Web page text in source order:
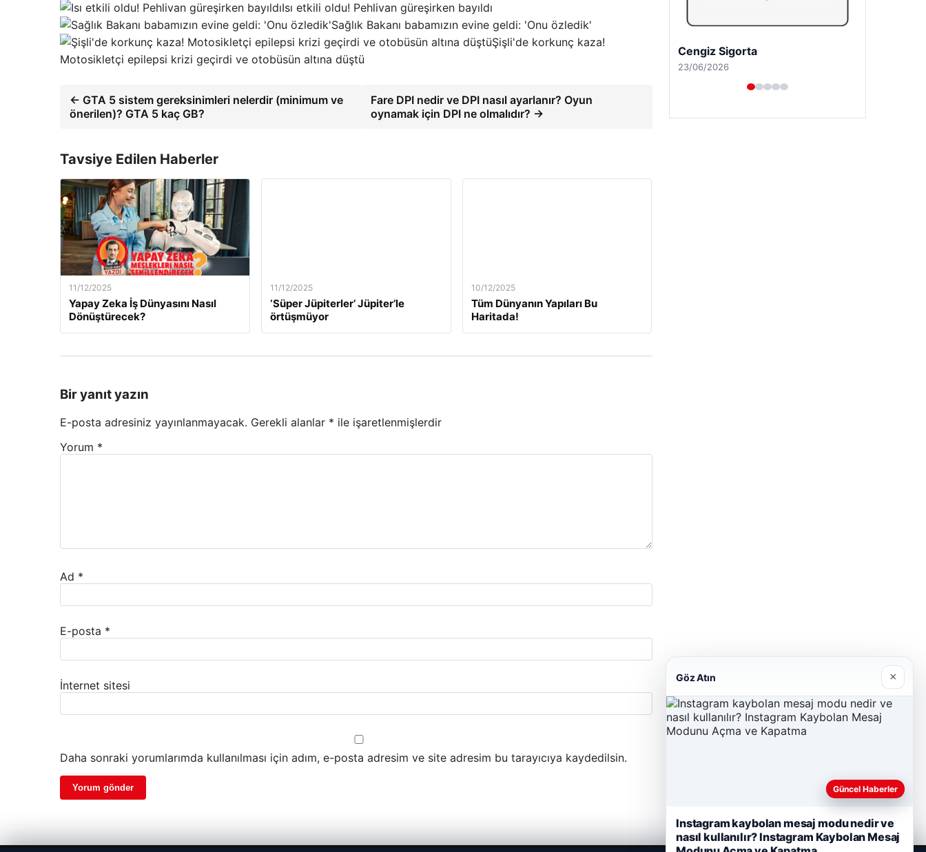
Isı etkili oldu! Pehlivan güreşirken bayıldı
Sağlık Bakanı babamızın evine geldi: 'Onu özledik'
Şişli'de korkunç kaza!
Motosikletçi epilepsi krizi geçirdi ve otobüsün altına düştü
← GTA 5 sistem gereksinimleri nelerdir (minimum ve
önerilen)? GTA 5 kaç GB?
Fare DPI nedir ve DPI nasıl ayarlanır? Oyun
oynamak için DPI ne olmalıdır? →
Tavsiye Edilen Haberler
11/12/2025
Yapay Zeka İş Dünyasını Nasıl
Dönüştürecek?
11/12/2025
‘Süper Jüpiterler’ Jüpiter’le
örtüşmüyor
10/12/2025
Tüm Dünyanın Yapıları Bu
Haritada!
Bir yanıt yazın
E-posta adresiniz yayınlanmayacak. Gerekli alanlar * ile işaretlenmişlerdir
Yorum *
Ad *
E-posta *
İnternet sitesi
Daha sonraki yorumlarımda kullanılması için adım, e-posta adresim ve site adresim bu tarayıcıya kaydedilsin.
Hastaş Beton
26/05/2026
Göz Atın ×
Güncel Haberler
Instagram kaybolan mesaj modu nedir ve
nasıl kullanılır? Instagram Kaybolan Mesaj